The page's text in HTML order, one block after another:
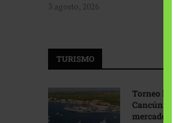
3 agosto, 2026
TURISMO
Torneo
Cancún:
mercados